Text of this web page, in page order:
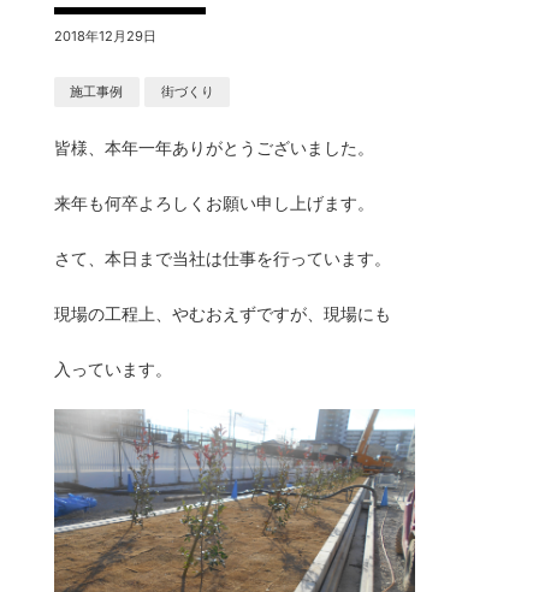
2018年12月29日
施工事例 街づくり
皆様、本年一年ありがとうございました。
来年も何卒よろしくお願い申し上げます。
さて、本日まで当社は仕事を行っています。
現場の工程上、やむおえずですが、現場にも
入っています。